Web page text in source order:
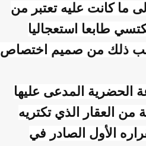
ما كانت عليه تعتبر من
طابعا استعجاليا
ذلك من صميم اختصاص
الحضرية المدعى عليها
من العقار الذي تكتريه
الأول الصادر في